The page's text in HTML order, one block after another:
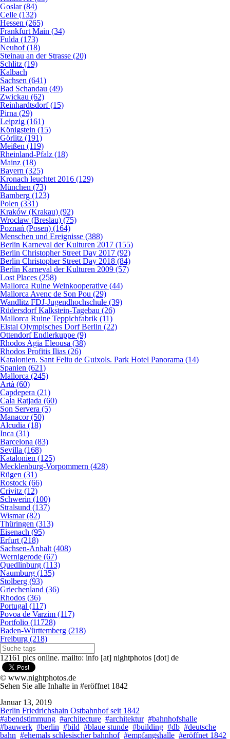
Goslar (84)
Celle (132)
Hessen (265)
Frankfurt Main (34)
Fulda (173)
Neuhof (18)
Steinau an der Strasse (20)
Schlitz (19)
Kalbach
Sachsen (641)
Bad Schandau (49)
Zwickau (62)
Reinhardtsdorf (15)
Pirna (29)
Leipzig (161)
Königstein (15)
Görlitz (191)
Meißen (119)
Rheinland-Pfalz (18)
Mainz (18)
Bayern (325)
Kronach leuchtet 2016 (129)
München (73)
Bamberg (123)
Polen (331)
Kraków (Krakau) (92)
Wrocław (Breslau) (75)
Poznań (Posen) (164)
Menschen und Ereignisse (388)
Berlin Karneval der Kulturen 2017 (155)
Berlin Christopher Street Day 2017 (92)
Berlin Christopher Street Day 2018 (84)
Berlin Karneval der Kulturen 2009 (57)
Lost Places (258)
Mallorca Ruine Weinkooperative (44)
Mallorca Avenc de Son Pou (29)
Wandlitz FDJ-Jugendhochschule (39)
Rüdersdorf Kalkstein-Tagebau (26)
Mallorca Ruine Teppichfabrik (11)
Elstal Olympisches Dorf Berlin (22)
Ottendorf Endlerkuppe (9)
Rhodos Agia Eleousa (38)
Rhodos Profitis Ilias (26)
Katalonien. Sant Feliu de Guixols. Park Hotel Panorama (14)
Spanien (621)
Mallorca (245)
Artà (60)
Capdepera (21)
Cala Ratjada (60)
Son Servera (5)
Manacor (50)
Alcudia (18)
Inca (31)
Barcelona (83)
Sevilla (168)
Katalonien (125)
Mecklenburg-Vorpommern (428)
Rügen (31)
Rostock (66)
Crivitz (12)
Schwerin (100)
Stralsund (137)
Wismar (82)
Thüringen (313)
Eisenach (95)
Erfurt (218)
Sachsen-Anhalt (408)
Wernigerode (67)
Quedlinburg (113)
Naumburg (135)
Stolberg (93)
Griechenland (36)
Rhodos (36)
Portugal (117)
Povoa de Varzim (117)
Portfolio (11728)
Baden-Württemberg (218)
Freiburg (218)
12161 pics online. mailto: info [at] nightphotos [dot] de
© www.nightphotos.de
Sehen Sie alle Inhalte in #eröffnet 1842
Januar 13, 2019
Berlin Friedrichshain Ostbahnhof seit 1842
#abendstimmung #architecture #architektur #bahnhofshalle
#bauwerk #berlin #bild #blaue stunde #building #db #deutsche
bahn #ehemals schlesischer bahnhof #empfangshalle #eröffnet 1842